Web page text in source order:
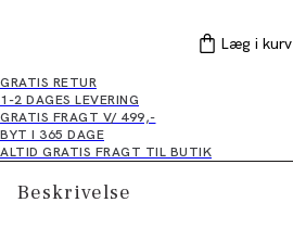
Læg i kurv
GRATIS RETUR
1-2 DAGES LEVERING
GRATIS FRAGT V/ 499,-
BYT I 365 DAGE
ALTID GRATIS FRAGT TIL BUTIK
Beskrivelse